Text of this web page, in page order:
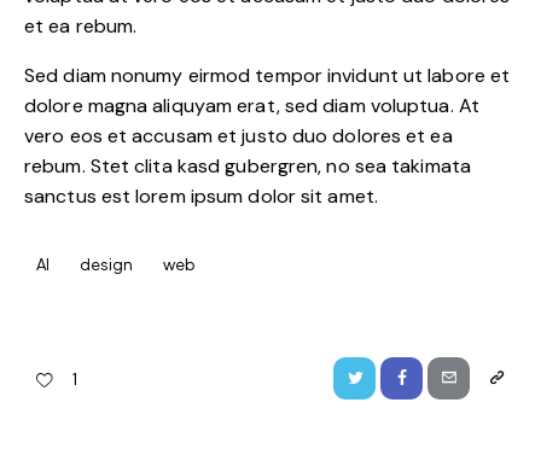
et ea rebum.
Sed diam nonumy eirmod tempor invidunt ut labore et
dolore magna aliquyam erat, sed diam voluptua. At
vero eos et accusam et justo duo dolores et ea
rebum. Stet clita kasd gubergren, no sea takimata
sanctus est lorem ipsum dolor sit amet.
AI design web
1